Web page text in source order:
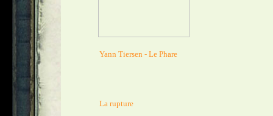
Yann Tiersen - Le Phare
La rupture